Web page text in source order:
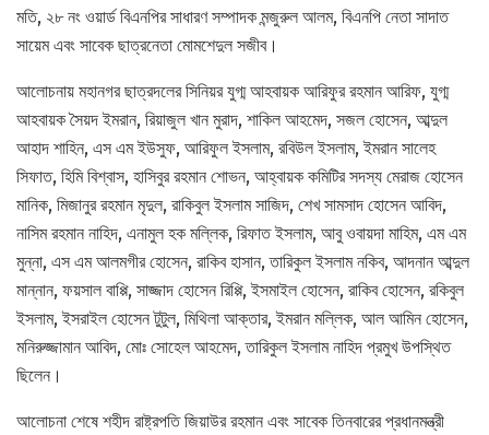
মতি, ২৮ নং ওয়ার্ড বিএনপির সাধারণ সম্পাদক মন্জুরুল আলম, বিএনপি নেতা সাদাত
সায়েম এবং সাবেক ছাত্রনেতা মোমশেদুল সজীব।
আলোচনায় মহানগর ছাত্রদলের সিনিয়র যুগ্ম আহবায়ক আরিফুর রহমান আরিফ, যুগ্ম
আহবায়ক সৈয়দ ইমরান, রিয়াজুল খান মুরাদ, শাকিল আহমেদ, সজল হোসেন, আব্দুল
আহাদ শাহিন, এস এম ইউসুফ, আরিফুল ইসলাম, রবিউল ইসলাম, ইমরান সালেহ
সিফাত, হিমি বিশ্বাস, হাসিবুর রহমান শোভন, আহ্বায়ক কমিটির সদস্য মেরাজ হোসেন
মানিক, মিজানুর রহমান মৃদুল, রাকিবুল ইসলাম সাজিদ, শেখ সামসাদ হোসেন আবিদ,
নাসিম রহমান নাহিদ, এনামুল হক মল্লিক, রিফাত ইসলাম, আবু ওবায়দা মাহিম, এম এম
মুন্না, এস এম আলমগীর হোসেন, রাকিব হাসান, তারিকুল ইসলাম নকিব, আদনান আব্দুল
মান্নান, ফয়সাল বাপ্পি, সাজ্জাদ হোসেন রিপ্পি, ইসমাইল হোসেন, রাকিব হোসেন, রকিবুল
ইসলাম, ইসরাইল হোসেন টুটুল, মিথিলা আক্তার, ইমরান মল্লিক, আল আমিন হোসেন,
মনিরুজ্জামান আবিদ, মোঃ সোহেল আহমেদ, তারিকুল ইসলাম নাহিদ প্রমুখ উপস্থিত
ছিলেন।
আলোচনা শেষে শহীদ রাষ্ট্রপতি জিয়াউর রহমান এবং সাবেক তিনবারের প্রধানমন্ত্রী